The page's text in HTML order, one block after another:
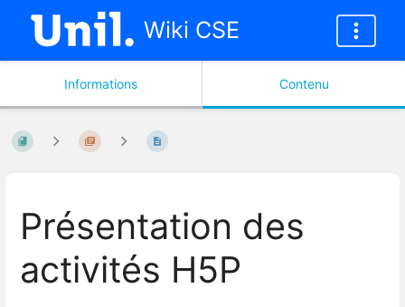
Wiki CSE
Informations Contenu
Présentation des
activités H5P